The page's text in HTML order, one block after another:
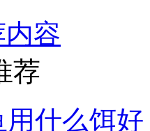
容
荐
什么饵